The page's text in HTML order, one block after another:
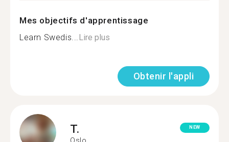
Mes objectifs d'apprentissage
Learn Swedis...Lire plus
Obtenir l'appli
T.
Oslo
NEW